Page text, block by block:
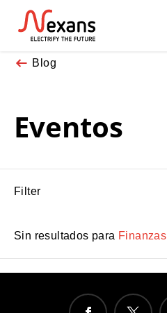
Blog
Eventos
Filter
Sin resultados para Finanzas